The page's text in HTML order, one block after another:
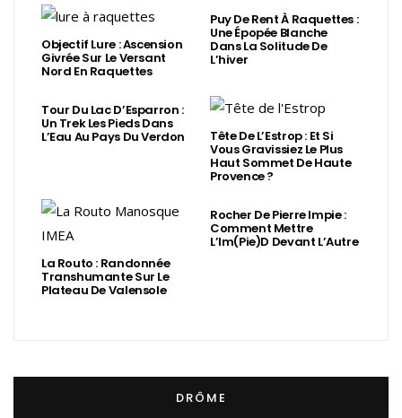
Objectif Lure : Ascension
Givrée Sur Le Versant
Nord En Raquettes
Puy De Rent À Raquettes :
Une Épopée Blanche
Dans La Solitude De
L’hiver
Tour Du Lac D’Esparron :
Un Trek Les Pieds Dans
L’Eau Au Pays Du Verdon Tête De L’Estrop : Et Si
Vous Gravissiez Le Plus
Haut Sommet De Haute
Provence ?
La Routo : Randonnée
Transhumante Sur Le
Plateau De Valensole
Rocher De Pierre Impie :
Comment Mettre
L’Im(Pie)d Devant L’Autre
DRÔME